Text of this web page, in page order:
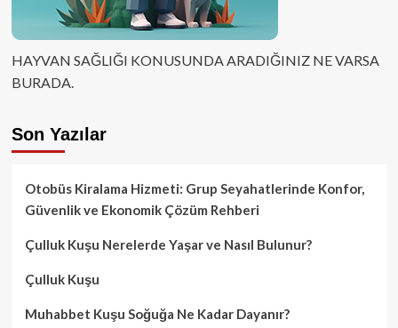
HAYVAN SAĞLIĞI KONUSUNDA ARADIĞINIZ NE VARSA
BURADA.
Son Yazılar
Otobüs Kiralama Hizmeti: Grup Seyahatlerinde Konfor,
Güvenlik ve Ekonomik Çözüm Rehberi
Çulluk Kuşu Nerelerde Yaşar ve Nasıl Bulunur?
Çulluk Kuşu
Muhabbet Kuşu Soğuğa Ne Kadar Dayanır?